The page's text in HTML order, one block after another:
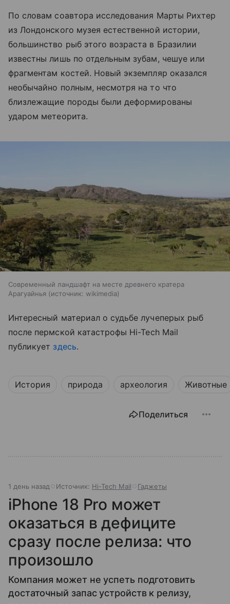
По словам соавтора исследования Марты Рихтер
из Лондонского музея естественной истории,
большинство рыб этого возраста в Бразилии
известны лишь по отдельным зубам, чешуе или
фрагментам костей. Новый экземпляр оказался
необычайно полным, несмотря на то что
близлежащие породы были деформированы
ударом метеорита.
Современный ландшафт на месте древнего кратера
Арагуайнья
источник: wikimedia
Интересный материал о судьбе лучеперых рыб
после пермской катастрофы Hi-Tech Mail
публикует здесь.
История природа археология Животные
Поделиться
1 день назад Источник: Hi-Tech Mail Гаджеты
iPhone 18 Pro может
оказаться в дефиците
сразу после релиза: что
произошло
Компания может не успеть подготовить
достаточный запас устройств к релизу,